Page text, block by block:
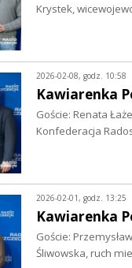
Krystek,
2026-02-08, godz. 10:58
Kawiarenka
Goście: Renata
Konfederacja
2026-02-01, godz. 13:25
Kawiarenka
Goście:
Śliwowska, ruch